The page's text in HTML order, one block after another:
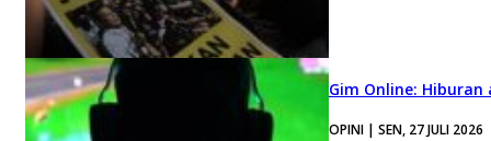
Gim Online:
OPINI | SEN, 27 JULI 2026